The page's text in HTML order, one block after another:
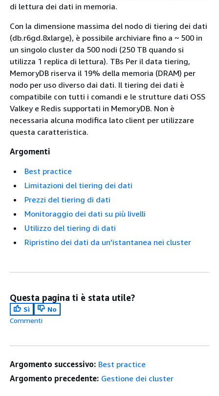
di lettura dei dati in memoria.
Con la dimensione massima del nodo di tiering dei dati
(db.r6gd.8xlarge), è possibile archiviare fino a ~ 500 in
un singolo cluster da 500 nodi (250 TB quando si
utilizza 1 replica di lettura). TBs Per il data tiering,
MemoryDB riserva il 19% della memoria (DRAM) per
nodo per uso diverso dai dati. Il tiering dei dati è
compatibile con tutti i comandi e le strutture dati OSS
Valkey e Redis supportati in MemoryDB. Non è
necessaria alcuna modifica lato client per utilizzare
questa caratteristica.
Argomenti
Best practice
Limitazioni del tiering dei dati
Prezzi del tiering di dati
Monitoraggio dei dati su più livelli
Utilizzo del tiering di dati
Ripristino dei dati da un'istantanea nei cluster
Questa pagina ti è stata utile?
Sì
No
Commenti
Argomento successivo: Best practice
Argomento precedente: Gestione dei cluster